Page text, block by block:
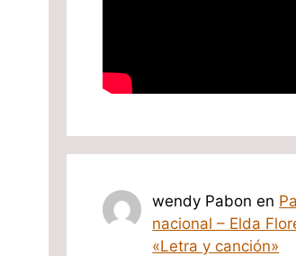
wendy Pabon en
nacional – Elda
«Letra y canción»